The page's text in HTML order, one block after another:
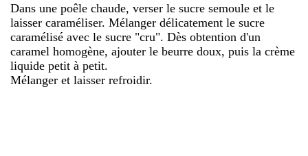
Dans une poêle chaude, verser le sucre semoule et le
laisser caraméliser. Mélanger délicatement le sucre
caramélisé avec le sucre "cru". Dès obtention d'un
caramel homogène, ajouter le beurre doux, puis la crème
liquide petit à petit.
Mélanger et laisser refroidir.